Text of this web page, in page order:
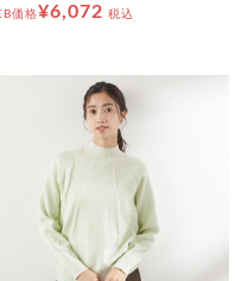
価格¥6,072 税込